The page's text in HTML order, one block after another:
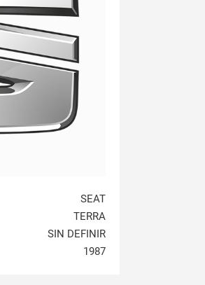
SEAT
TERRA
SIN DEFINIR
1987